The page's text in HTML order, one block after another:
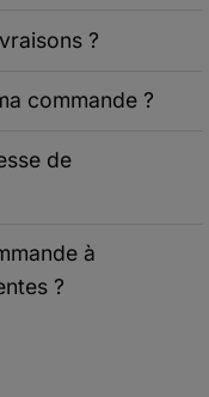
?
commande ?
de
à
?